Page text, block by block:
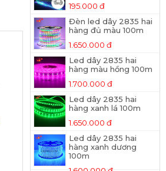
195.000 đ
Đèn led dây 2835 hai
hàng đủ màu 100m
1.650.000 đ
Led dây 2835 hai
hàng màu hồng 100m
1.700.000 đ
Led dây 2835 hai
hàng xanh lá 100m
1.650.000 đ
Led dây 2835 hai
hàng xanh dương
100m